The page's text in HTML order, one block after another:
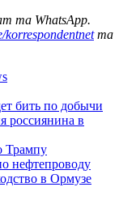
та WhatsApp.
korrespondentnetта
бить по добычи
россиянина в
Трампу
нефтепроводу
в Ормузе